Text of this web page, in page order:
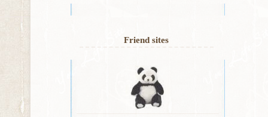
Friend sites